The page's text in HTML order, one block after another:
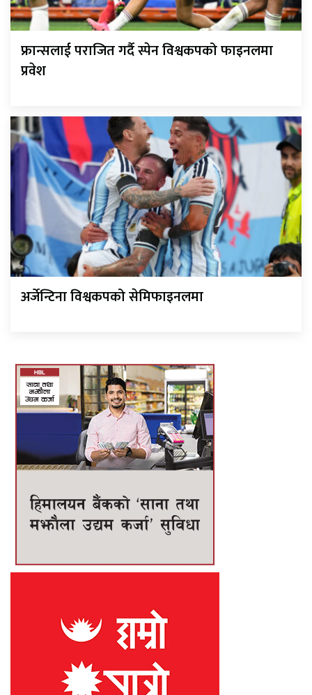
फ्रान्सलाई पराजित गर्दै स्पेन विश्वकपको फाइनलमा
प्रवेश
अर्जेन्टिना विश्वकपको सेमिफाइनलमा